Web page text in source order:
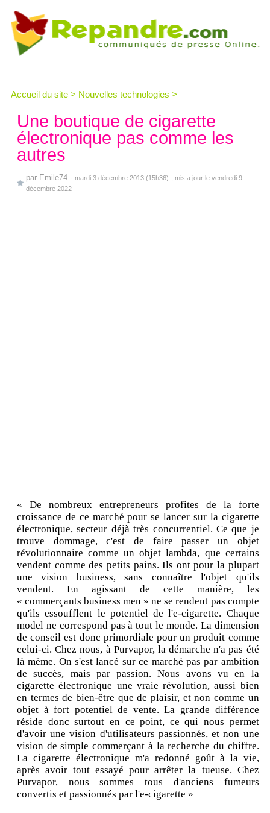
Accueil du site > Nouvelles technologies >
Une boutique de cigarette
électronique pas comme les
autres
par Emile74 - mardi 3 décembre 2013 (15h36)
, mis a jour le vendredi 9
décembre 2022
« De nombreux entrepreneurs profites de la forte
croissance de ce marché pour se lancer sur la cigarette
électronique, secteur déjà très concurrentiel. Ce que je
trouve dommage, c'est de faire passer un objet
révolutionnaire comme un objet lambda, que certains
vendent comme des petits pains. Ils ont pour la plupart
une vision business, sans connaître l'objet qu'ils
vendent. En agissant de cette manière, les
« commerçants business men » ne se rendent pas compte
qu'ils essoufflent le potentiel de l'e-cigarette. Chaque
model ne correspond pas à tout le monde. La dimension
de conseil est donc primordiale pour un produit comme
celui-ci. Chez nous, à Purvapor, la démarche n'a pas été
là même. On s'est lancé sur ce marché pas par ambition
de succès, mais par passion. Nous avons vu en la
cigarette électronique une vraie révolution, aussi bien
en termes de bien-être que de plaisir, et non comme un
objet à fort potentiel de vente. La grande différence
réside donc surtout en ce point, ce qui nous permet
d'avoir une vision d'utilisateurs passionnés, et non une
vision de simple commerçant à la recherche du chiffre.
La cigarette électronique m'a redonné goût à la vie,
après avoir tout essayé pour arrêter la tueuse. Chez
Purvapor, nous sommes tous d'anciens fumeurs
convertis et passionnés par l'e-cigarette »